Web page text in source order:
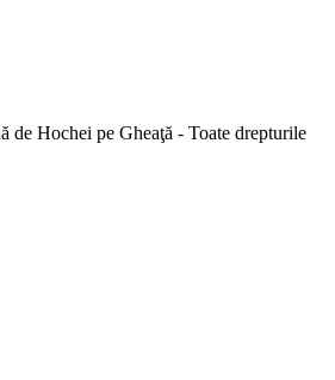
de Hochei pe Gheaţă - Toate drepturile